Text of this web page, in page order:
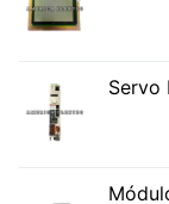
Servo